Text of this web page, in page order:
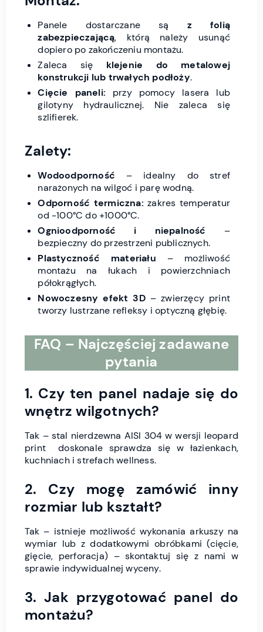
Panele dostarczane są z folią
zabezpieczającą, którą należy usunąć
dopiero po zakończeniu montażu.
Zaleca się klejenie do metalowej
konstrukcji lub trwałych podłoży.
Cięcie paneli: przy pomocy lasera lub
gilotyny hydraulicznej. Nie zaleca się
szlifierek.
Zalety:
Wodoodporność – idealny do stref
narażonych na wilgoć i parę wodną.
Odporność termiczna: zakres temperatur
od -100°C do +1000°C.
Ognioodporność i niepalność –
bezpieczny do przestrzeni publicznych.
Plastyczność materiału – możliwość
montażu na łukach i powierzchniach
półokrągłych.
Nowoczesny efekt 3D– zwierzęcy print
tworzy lustrzane refleksy i optyczną głębię.
FAQ – Najczęściej zadawane
pytania
1. Czy ten panel nadaje się do
wnętrz wilgotnych?
Tak – stal nierdzewna AISI 304 w wersji leopard
print doskonale sprawdza się w łazienkach,
kuchniach i strefach wellness.
2. Czy mogę zamówić inny
rozmiar lub kształt?
Tak – istnieje możliwość wykonania arkuszy na
wymiar lub z dodatkowymi obróbkami (cięcie,
gięcie, perforacja) – skontaktuj się z nami w
sprawie indywidualnej wyceny.
3. Jak przygotować panel do
montażu?